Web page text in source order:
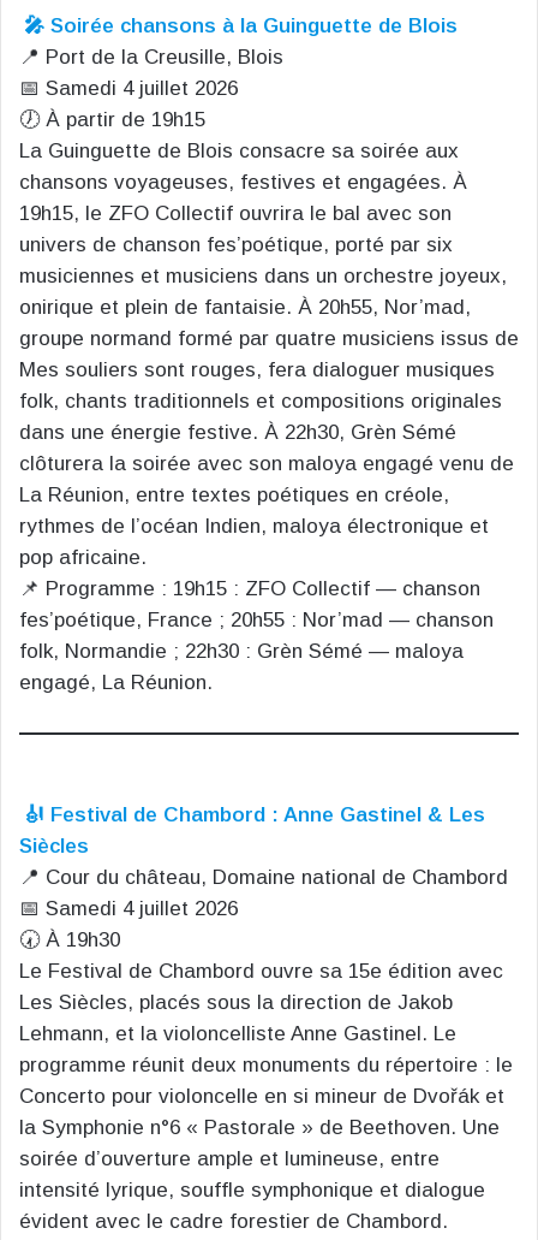
🎤 Soirée chansons à la Guinguette de Blois
📍 Port de la Creusille, Blois
📅 Samedi 4 juillet 2026
🕖 À partir de 19h15
La Guinguette de Blois consacre sa soirée aux
chansons voyageuses, festives et engagées. À
19h15, le ZFO Collectif ouvrira le bal avec son
univers de chanson fes’poétique, porté par six
musiciennes et musiciens dans un orchestre joyeux,
onirique et plein de fantaisie. À 20h55, Nor’mad,
groupe normand formé par quatre musiciens issus de
Mes souliers sont rouges, fera dialoguer musiques
folk, chants traditionnels et compositions originales
dans une énergie festive. À 22h30, Grèn Sémé
clôturera la soirée avec son maloya engagé venu de
La Réunion, entre textes poétiques en créole,
rythmes de l’océan Indien, maloya électronique et
pop africaine.
📌 Programme : 19h15 : ZFO Collectif — chanson
fes’poétique, France ; 20h55 : Nor’mad — chanson
folk, Normandie ; 22h30 : Grèn Sémé — maloya
engagé, La Réunion.
🎻 Festival de Chambord : Anne Gastinel & Les
Siècles
📍 Cour du château, Domaine national de Chambord
📅 Samedi 4 juillet 2026
🕢 À 19h30
Le Festival de Chambord ouvre sa 15e édition avec
Les Siècles, placés sous la direction de Jakob
Lehmann, et la violoncelliste Anne Gastinel. Le
programme réunit deux monuments du répertoire : le
Concerto pour violoncelle en si mineur de Dvořák et
la Symphonie n°6 « Pastorale » de Beethoven. Une
soirée d’ouverture ample et lumineuse, entre
intensité lyrique, souffle symphonique et dialogue
évident avec le cadre forestier de Chambord.